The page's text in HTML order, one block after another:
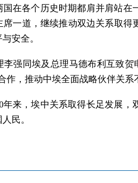
在各个历史时期都肩并肩站
一道，继续推动双边关系取
安全。
李强同埃及总理马德布利互致
作，推动中埃全面战略伙伴关
年来，埃中关系取得长足发展
民。